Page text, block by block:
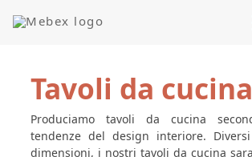
Tavoli da cucina
Produciamo tavoli da cucina
tendenze del design interiore.
dimensioni, i nostri tavoli da cucina